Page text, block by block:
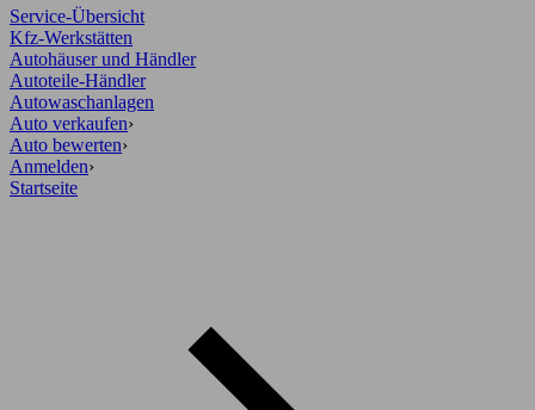
Service-Übersicht
Kfz-Werkstätten
Autohäuser und Händler
Autoteile-Händler
Autowaschanlagen
Auto verkaufen›
Auto bewerten›
Anmelden›
Startseite